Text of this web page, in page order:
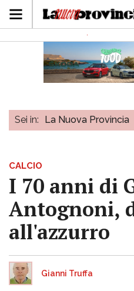
Sei in: La Nuova Provincia
CALCIO
I 70 anni di
Antognoni,
all'azzurro
Gianni Truffa